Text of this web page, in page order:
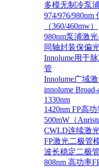
多模无制冷泵
974/976/980nm
（360/460mw）
980nm泵浦激光
同轴封装保偏
Innolume用于
管
Innolume广域
innolume
1330nm
1420nm FP高
500mW（
CWLD连续激
FP激光二极管
波长稳定二极
808nm 高功率